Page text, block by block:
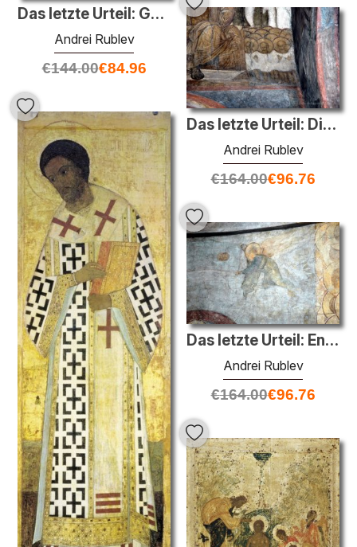
Das letzte Urteil: Gesichter der Gerechten
Andrei Rublev
€144.00€84.96
Das letzte Urteil: Die Seelen der Gerechten
Andrei Rublev
€164.00€96.76
Das letzte Urteil: Engel
Andrei Rublev
€164.00€96.76